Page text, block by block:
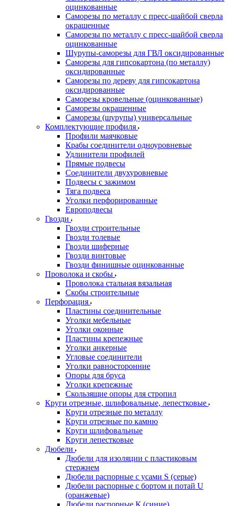
оцинкованные
Саморезы по металлу с пресс-шайбой сверла
окрашенные
Саморезы по металлу с пресс-шайбой сверла
оцинкованные
Шурупы-саморезы для ГВЛ оксидированные
Саморезы для гипсокартона (по металлу)
оксидированные
Саморезы по дереву для гипсокартона
оксидированные
Саморезы кровельные (оцинкованные)
Саморезы окрашенные
Саморезы (шурупы) универсальные
Комплектующие профиля
Профили маячковые
Крабы соединители одноуровневые
Удлинители профилей
Прямые подвесы
Соединители двухуровневые
Подвесы с зажимом
Тяга подвеса
Уголки перфорированные
Европодвесы
Гвозди
Гвозди строительные
Гвозди толевые
Гвозди шиферные
Гвозди винтовые
Гвозди финишные оцинкованные
Проволока и скобы
Проволока стальная вязальная
Скобы строительные
Перфорация
Пластины соединительные
Уголки мебельные
Уголки оконные
Пластины крепежные
Уголки анкерные
Угловые соединители
Уголки равносторонние
Опоры для бруса
Уголки крепежные
Скользящие опоры для стропил
Круги отрезные, шлифовальные, лепестковые
Круги отрезные по металлу
Круги отрезные по камню
Круги шлифовальные
Круги лепестковые
Дюбели
Дюбели для изоляции с пластиковым
стержнем
Дюбели распорные с усами S (серые)
Дюбели распорные c бортом и потай U
(оранжевые)
Дюбели распорные К (синие)